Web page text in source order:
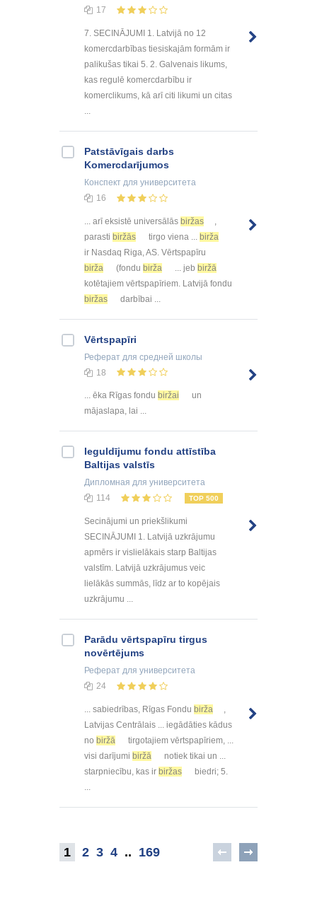
17
7. SECINĀJUMI 1. Latvijā no 12
komercdarbības tiesiskajām formām ir
palikušas tikai 5. 2. Galvenais likums,
kas regulē komercdarbību ir
komerclikums, kā arī citi likumi un citas
Patstāvīgais darbs
Komercdarījumos
Конспект для университета
16
... arī eksistē universālās biržas
parasti biržās tirgo viena ... birža
ir Nasdaq Riga, AS. Vērtspapīru
birža
(fondu birža ... jeb biržā
kotētajiem vērtspapīriem. Latvijā fondu
biržas
darbībai ...
Vērtspapīri
Реферат для средней школы
18
... ēka Rīgas fondu biržai
un
mājaslapa, lai ...
Ieguldījumu fondu attīstība
Baltijas valstīs
Дипломная для университета
114
TOP 500
Secinājumi un priekšlikumi
SECINĀJUMI 1. Latvijā uzkrājumu
apmērs ir vislielākais starp Baltijas
valstīm. Latvijā uzkrājumus veic
lielākās summās, līdz ar to kopējais
uzkrājumu ...
Parādu vērtspapīru tirgus
novērtējums
Реферат для университета
24
... sabiedrības, Rīgas Fondu birža
,
Latvijas Centrālais ... iegādāties kādus
no biržā
tirgotajiem vērtspapīriem, ...
visi darījumi biržā
notiek tikai un ...
starpniecību, kas ir biržas
biedri; 5.
...
1 2 3 4 .. 169